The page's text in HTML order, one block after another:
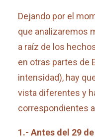
Dejando por el
que analizaremos
a raíz de los
en otras partes de
intensidad), hay
vista diferentes y
correspondientes
1.- Antes del 29